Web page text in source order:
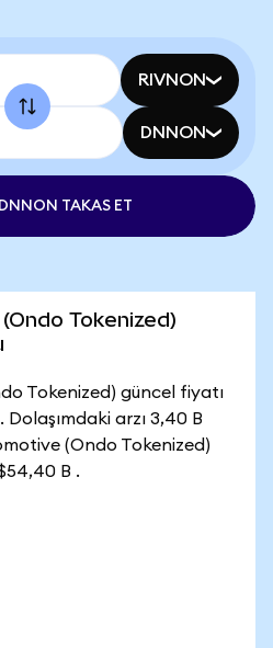
RIVNON
DNNON
TAKAS ET
Tokenized)
Tokenized) güncel fiyatı
Dolaşımdaki arzı 3,40 B
(Ondo Tokenized)
B .